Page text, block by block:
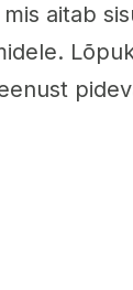
aitab